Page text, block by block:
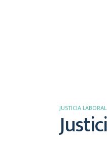
JUSTICIA LABORAL